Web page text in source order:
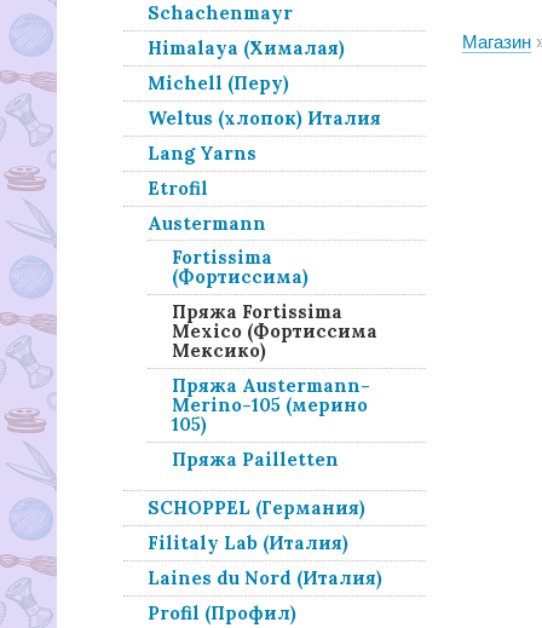
Schachenmayr
Himalaya (Хималая)
Michell (Перу)
Weltus (хлопок) Италия
Lang Yarns
Etrofil
Austermann
Fortissima
(Фортиссима)
Пряжа Fortissima
Mexico (Фортиссима
Мексико)
Пряжа Austermann-
Merino-105 (мерино
105)
Пряжа Pailletten
SCHOPPEL (Германия)
Filitaly Lab (Италия)
Laines du Nord (Италия)
Profil (Профил)
Магазин